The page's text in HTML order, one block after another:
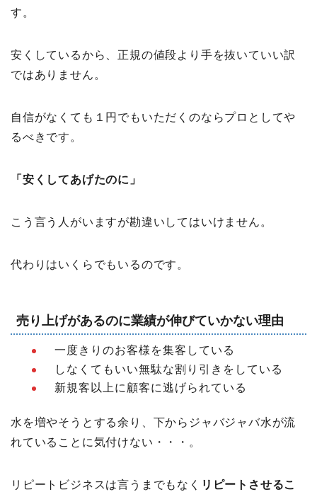
す。
安くしているから、正規の値段より手を抜いていい訳
ではありません。
自信がなくても１円でもいただくのならプロとしてや
るべきです。
「安くしてあげたのに」
こう言う人がいますが勘違いしてはいけません。
代わりはいくらでもいるのです。
売り上げがあるのに業績が伸びていかない理由
一度きりのお客様を集客している
しなくてもいい無駄な割り引きをしている
新規客以上に顧客に逃げられている
水を増やそうとする余り、下からジャバジャバ水が流
れていることに気付けない・・・。
リピートビジネスは言うまでもなく リピートさせるこ